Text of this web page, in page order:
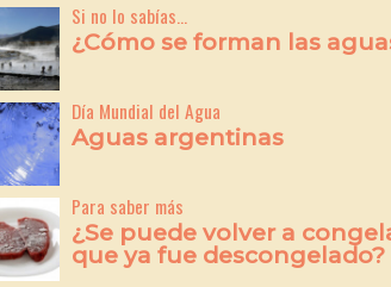
Si no lo sabías...
¿Cómo se forman las
Día Mundial del Agua
Aguas argentinas
Para saber más
¿Se puede volver a
que ya fue descongelado?